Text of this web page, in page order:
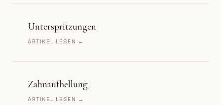
Unterspritzungen
ARTIKEL LESEN →
Zahnaufhellung
ARTIKEL LESEN →